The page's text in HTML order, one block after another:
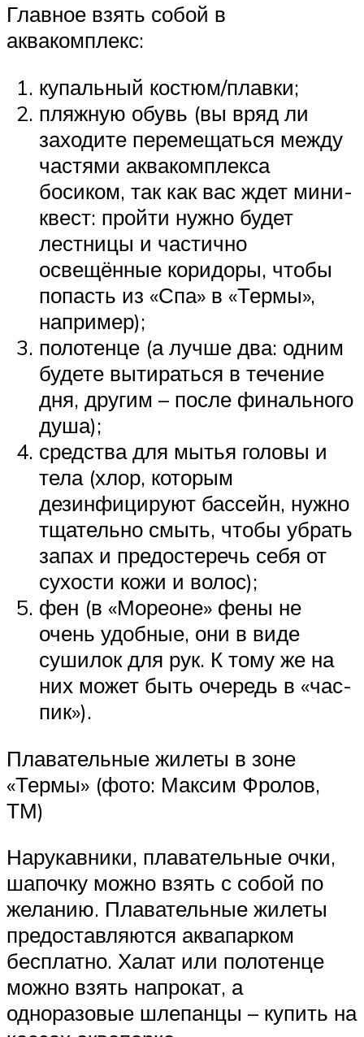
Главное взять собой в
аквакомплекс:
купальный костюм/плавки;
пляжную обувь (вы вряд ли
заходите перемещаться между
частями аквакомплекса
босиком, так как вас ждет мини-
квест: пройти нужно будет
лестницы и частично
освещённые коридоры, чтобы
попасть из «Спа» в «Термы»,
например);
полотенце (а лучше два: одним
будете вытираться в течение
дня, другим – после финального
душа);
средства для мытья головы и
тела (хлор, которым
дезинфицируют бассейн, нужно
тщательно смыть, чтобы убрать
запах и предостеречь себя от
сухости кожи и волос);
фен (в «Мореоне» фены не
очень удобные, они в виде
сушилок для рук. К тому же на
них может быть очередь в «час-
пик»).
Плавательные жилеты в зоне
«Термы» (фото: Максим Фролов,
ТМ)
Нарукавники, плавательные очки,
шапочку можно взять с собой по
желанию. Плавательные жилеты
предоставляются аквапарком
бесплатно. Халат или полотенце
можно взять напрокат, а
одноразовые шлепанцы – купить на